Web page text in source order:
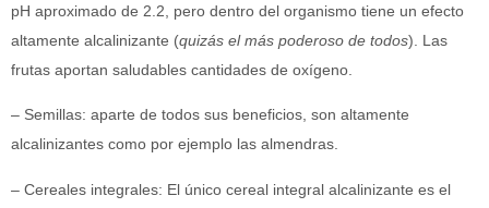
pH aproximado de 2.2, pero dentro del organismo tiene un efecto
altamente alcalinizante (quizás el más poderoso de todos). Las
frutas aportan saludables cantidades de oxígeno.
– Semillas: aparte de todos sus beneficios, son altamente
alcalinizantes como por ejemplo las almendras.
– Cereales integrales: El único cereal integral alcalinizante es el